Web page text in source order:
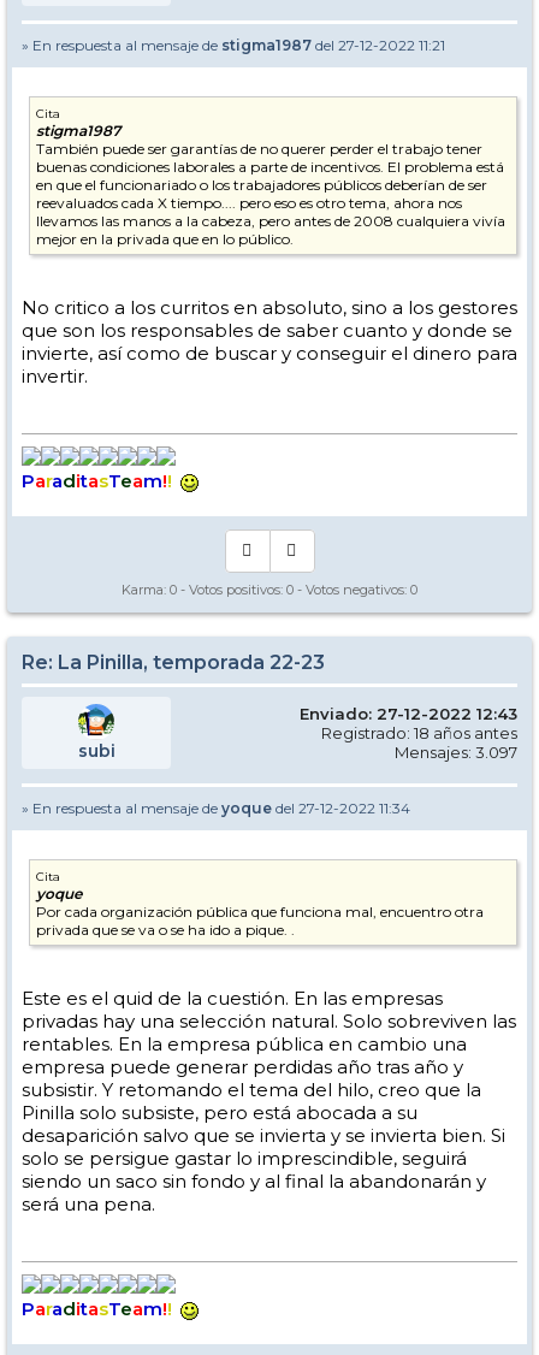
» En respuesta al mensaje de stigma1987 del 27-12-2022 11:21
Cita
stigma1987
También puede ser garantías de no querer perder el trabajo tener
buenas condiciones laborales a parte de incentivos. El problema está
en que el funcionariado o los trabajadores públicos deberían de ser
reevaluados cada X tiempo.... pero eso es otro tema, ahora nos
llevamos las manos a la cabeza, pero antes de 2008 cualquiera vivía
mejor en la privada que en lo público.
No critico a los curritos en absoluto, sino a los gestores
que son los responsables de saber cuanto y donde se
invierte, así como de buscar y conseguir el dinero para
invertir.
ParaditasTeam!!
Karma: 0 - Votos positivos: 0 - Votos negativos: 0
Re: La Pinilla, temporada 22-23
subi
Enviado: 27-12-2022 12:43
Registrado: 18 años antes
Mensajes: 3.097
» En respuesta al mensaje de yoque del 27-12-2022 11:34
Cita
yoque
Por cada organización pública que funciona mal, encuentro otra
privada que se va o se ha ido a pique. .
Este es el quid de la cuestión. En las empresas
privadas hay una selección natural. Solo sobreviven las
rentables. En la empresa pública en cambio una
empresa puede generar perdidas año tras año y
subsistir. Y retomando el tema del hilo, creo que la
Pinilla solo subsiste, pero está abocada a su
desaparición salvo que se invierta y se invierta bien. Si
solo se persigue gastar lo imprescindible, seguirá
siendo un saco sin fondo y al final la abandonarán y
será una pena.
ParaditasTeam!!